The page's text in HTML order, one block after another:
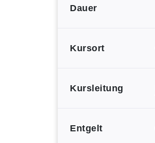
Dauer
Kursort
Kursleitung
Entgelt